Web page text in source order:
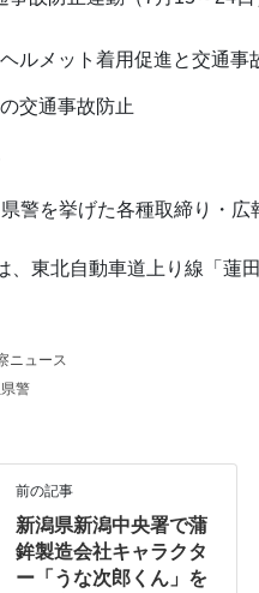
ルメット着用促進と交通事
交通事故防止
警を挙げた各種取締り・広
、東北自動車道上り線「蓮
ニュース
警
前の記事
新潟県新潟中央署で蒲
鉾製造会社キャラクタ
ー「うな次郎くん」を